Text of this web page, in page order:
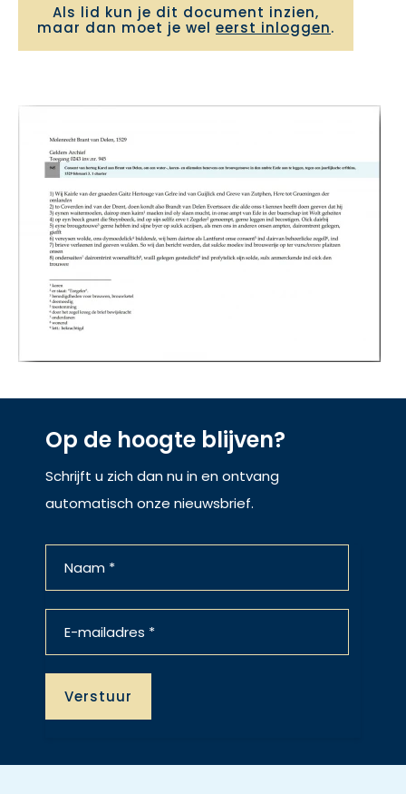
Als lid kun je dit document inzien,
maar dan moet je wel eerst inloggen.
Op de hoogte blijven?
Schrijft u zich dan nu in en ontvang
automatisch onze nieuwsbrief.